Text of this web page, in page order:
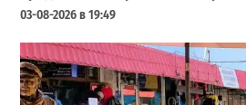
03-08-2026 в 19:49